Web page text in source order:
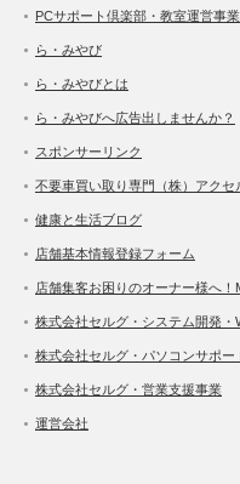
PCサポート倶楽部・教室運営事業
ら・みやび
ら・みやびとは
ら・みやびへ広告出しませんか？
スポンサーリンク
不要車買い取り専門（株）アクセ
健康と生活ブログ
店舗基本情報登録フォーム
店舗集客お困りのオーナー様へ！
株式会社セルグ・システム開発・
株式会社セルグ・パソコンサポー
株式会社セルグ・営業支援事業
運営会社